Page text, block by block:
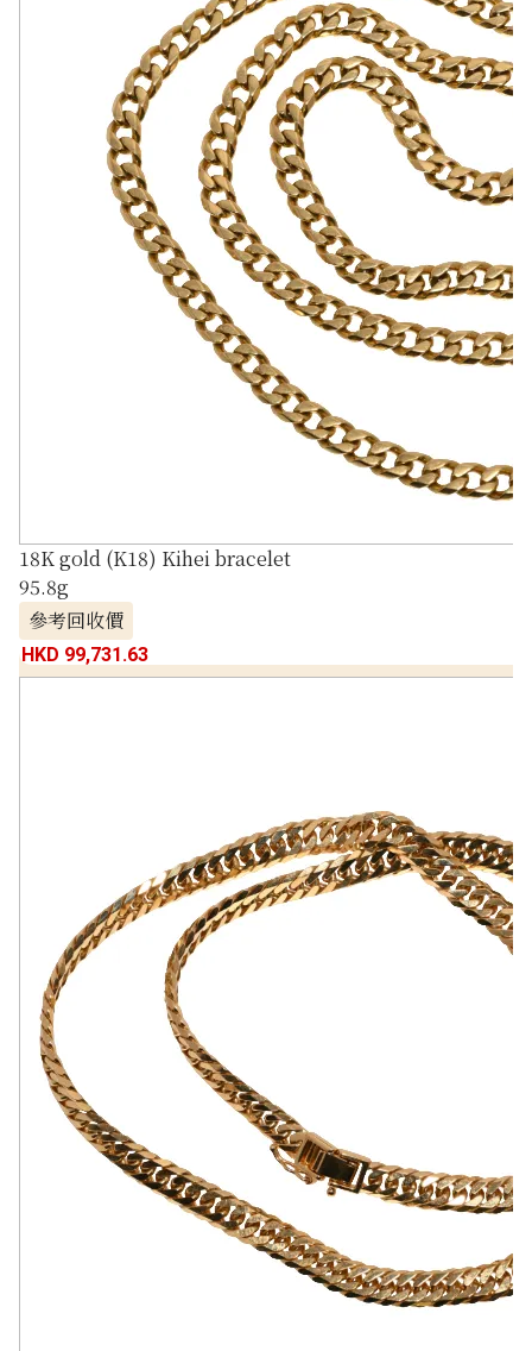
18K gold (K18) Kihei bracelet
95.8g
參考回收價
HKD 99,731.63